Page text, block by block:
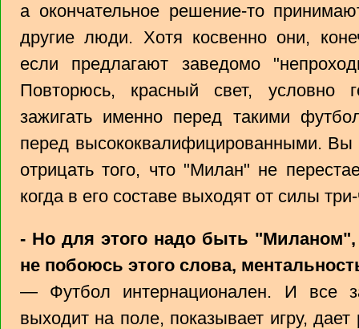
а окончательное решение-то
другие люди. Хотя косвенно они,
если предлагают заведомо
Повторюсь, красный свет, условно
зажигать именно перед такими
перед высококвалифицированными. Вы
отрицать того, что "Милан" не
когда в его составе выходят от силы
- Но для этого надо быть "Миланом",
не побоюсь этого слова,
— Футбол интернационален. И все
выходит на поле, показывает игру, дает